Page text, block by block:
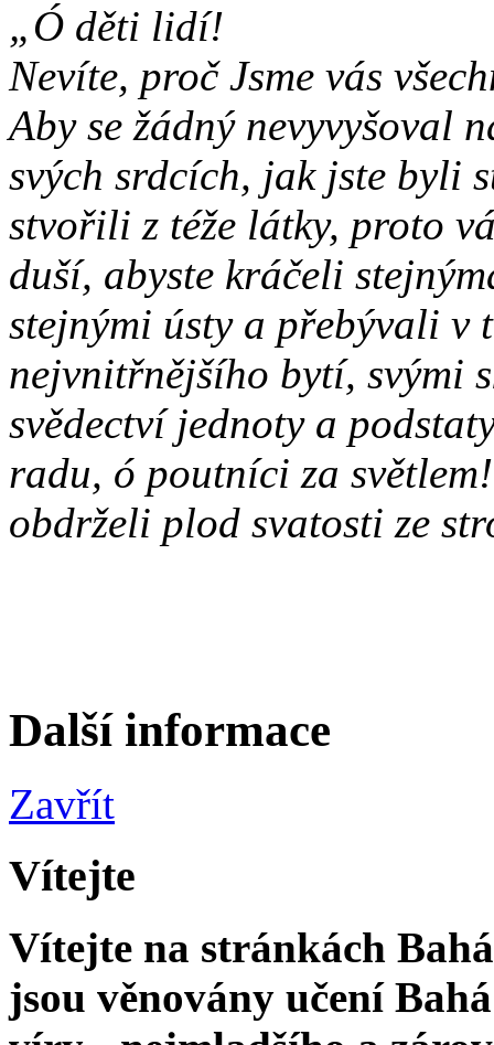
„Ó děti lidí!
Nevíte, proč Jsme vás
Aby se žádný nevyvyšoval
svých srdcích, jak jste byli
stvořili z téže látky, proto
duší, abyste kráčeli
stejnými ústy a přebývali v
nejvnitřnějšího bytí, svými
svědectví jednoty a
radu, ó poutníci za
obdrželi plod svatosti ze
Další informace
Zavřít
Vítejte
Vítejte na stránkách
jsou věnovány učení